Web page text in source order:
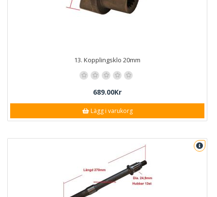
13. Kopplingsklo 20mm
689.00Kr
Lägg i varukorg